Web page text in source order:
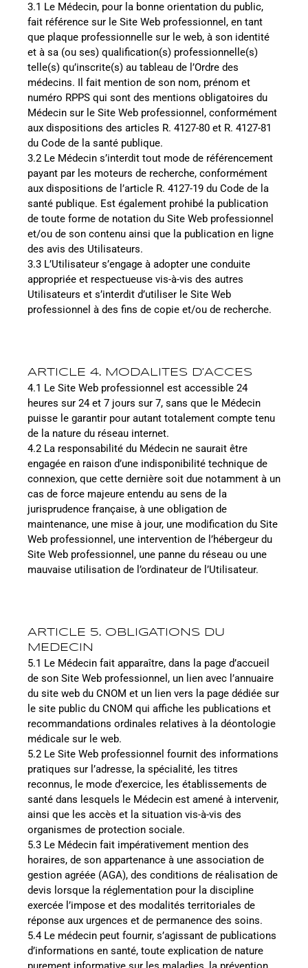
3.1 Le Médecin, pour la bonne orientation du public,
fait référence sur le Site Web professionnel, en tant
que plaque professionnelle sur le web, à son identité
et à sa (ou ses) qualification(s) professionnelle(s)
telle(s) qu’inscrite(s) au tableau de l’Ordre des
médecins. Il fait mention de son nom, prénom et
numéro RPPS qui sont des mentions obligatoires du
Médecin sur le Site Web professionnel, conformément
aux dispositions des articles R. 4127-80 et R. 4127-81
du Code de la santé publique.
3.2 Le Médecin s’interdit tout mode de référencement
payant par les moteurs de recherche, conformément
aux dispositions de l’article R. 4127-19 du Code de la
santé publique. Est également prohibé la publication
de toute forme de notation du Site Web professionnel
et/ou de son contenu ainsi que la publication en ligne
des avis des Utilisateurs.
3.3 L’Utilisateur s’engage à adopter une conduite
appropriée et respectueuse vis-à-vis des autres
Utilisateurs et s’interdit d’utiliser le Site Web
professionnel à des fins de copie et/ou de recherche.
ARTICLE 4. MODALITES D’ACCES
4.1 Le Site Web professionnel est accessible 24
heures sur 24 et 7 jours sur 7, sans que le Médecin
puisse le garantir pour autant totalement compte tenu
de la nature du réseau internet.
4.2 La responsabilité du Médecin ne saurait être
engagée en raison d’une indisponibilité technique de
connexion, que cette dernière soit due notamment à un
cas de force majeure entendu au sens de la
jurisprudence française, à une obligation de
maintenance, une mise à jour, une modification du Site
Web professionnel, une intervention de l’hébergeur du
Site Web professionnel, une panne du réseau ou une
mauvaise utilisation de l’ordinateur de l’Utilisateur.
ARTICLE 5. OBLIGATIONS DU
MEDECIN
5.1 Le Médecin fait apparaître, dans la page d’accueil
de son Site Web professionnel, un lien avec l’annuaire
du site web du CNOM et un lien vers la page dédiée sur
le site public du CNOM qui affiche les publications et
recommandations ordinales relatives à la déontologie
médicale sur le web.
5.2 Le Site Web professionnel fournit des informations
pratiques sur l’adresse, la spécialité, les titres
reconnus, le mode d’exercice, les établissements de
santé dans lesquels le Médecin est amené à intervenir,
ainsi que les accès et la situation vis-à-vis des
organismes de protection sociale.
5.3 Le Médecin fait impérativement mention des
horaires, de son appartenance à une association de
gestion agréée (AGA), des conditions de réalisation de
devis lorsque la réglementation pour la discipline
exercée l’impose et des modalités territoriales de
réponse aux urgences et de permanence des soins.
5.4 Le médecin peut fournir, s’agissant de publications
d’informations en santé, toute explication de nature